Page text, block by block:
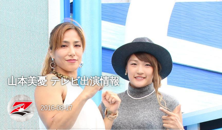
山本美憂 テレビ出演情報
2016-08-17